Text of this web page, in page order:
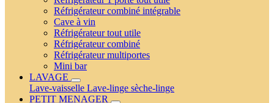
Réfrigérateur combiné intégrable
Cave à vin
Réfrigérateur tout utile
Réfrigérateur combiné
Réfrigérateur multiportes
Mini bar
LAVAGE
Lave-vaisselle Lave-linge sèche-linge
PETIT MENAGER